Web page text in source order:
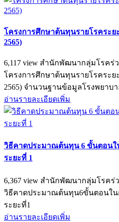
โครงการศึกษาต้นทุนรายโรคระย
2565)
6,117 view สำนักพัฒนากลุ่มโรคร่
โครงการศึกษาต้นทุนรายโรคระย
2565) จำนวนฐานข้อมูลโรงพยาบ
อ่านรายละเอียดเพิ่ม
วิธีคาดประมาณต้นทุน 6 ขั้นตอนใ
ระยะที่ 1
6,367 view สำนักพัฒนากลุ่มโรคร่
วิธีคาดประมาณต้นทุน6ขั้นตอนใ
ระยะที่1
อ่านรายละเอียดเพิ่ม